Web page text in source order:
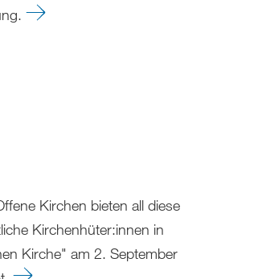
Kirchen bieten all diese
Kirchenhüter:innen in
Kirche" am 2. September